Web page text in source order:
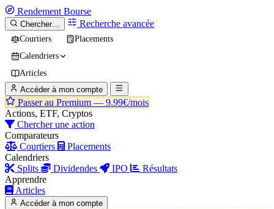
Rendement Bourse
Chercher… Recherche avancée
Courtiers
Placements
Calendriers
Articles
Accéder à mon compte
Passer au Premium — 9.99€/mois
Actions, ETF, Cryptos
Chercher une action
Comparateurs
Courtiers
Placements
Calendriers
Splits
Dividendes IPO
Résultats
Apprendre
Articles
Accéder à mon compte